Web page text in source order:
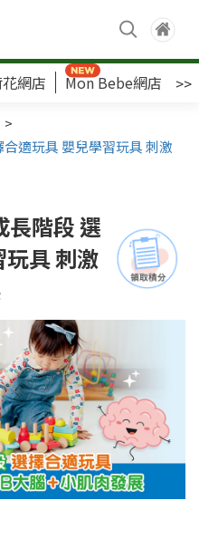
網店 Mon Bebe網店 >>
>
適玩具 嬰兒學習玩具 刺激
長階段 選
具 刺激